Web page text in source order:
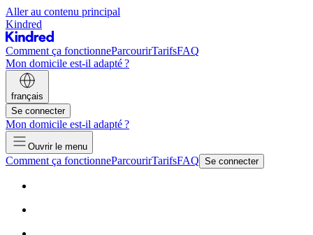
Aller au contenu principal
Kindred
Comment ça fonctionneParcourirTarifsFAQ
Mon domicile est-il adapté ?
français
Se connecter
Mon domicile est-il adapté ?
Ouvrir le menu
Comment ça fonctionneParcourirTarifsFAQ Se connecter